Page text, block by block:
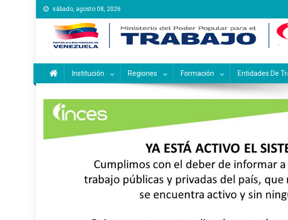
Saltar
al
contenido
sábado, agosto 08, 2026
Instituto Nacional de
Inces
Institución Regiones Formación Entidades De